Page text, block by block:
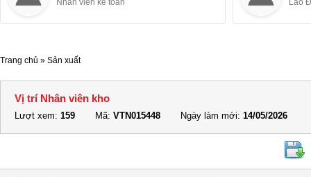
Nhân viên kế toán Lao
Trang chủ » Sản xuất
Vị trí Nhân viên kho
Lượt xem: 159 Mã: VTN015448 Ngày làm mới: 14/05/2026